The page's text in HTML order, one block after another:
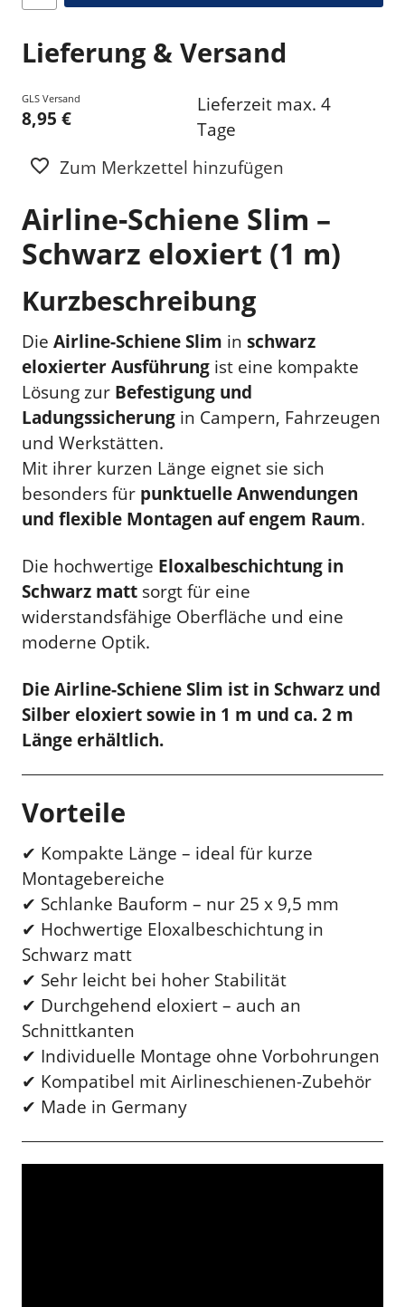
Lieferung & Versand
GLS Versand
8,95 €
Lieferzeit max. 4
Tage
Zum Merkzettel hinzufügen
Airline-Schiene Slim –
Schwarz eloxiert (1 m)
Kurzbeschreibung
Die Airline-Schiene Slim in schwarz
eloxierter Ausführung ist eine kompakte
Lösung zur Befestigung und
Ladungssicherung in Campern, Fahrzeugen
und Werkstätten.
Mit ihrer kurzen Länge eignet sie sich
besonders für punktuelle Anwendungen
und flexible Montagen auf engem Raum.
Die hochwertige Eloxalbeschichtung in
Schwarz matt sorgt für eine
widerstandsfähige Oberfläche und eine
moderne Optik.
Die Airline-Schiene Slim ist in Schwarz und
Silber eloxiert sowie in 1 m und ca. 2 m
Länge erhältlich.
Vorteile
✔ Kompakte Länge – ideal für kurze
Montagebereiche
✔ Schlanke Bauform – nur 25 x 9,5 mm
✔ Hochwertige Eloxalbeschichtung in
Schwarz matt
✔ Sehr leicht bei hoher Stabilität
✔ Durchgehend eloxiert – auch an
Schnittkanten
✔ Individuelle Montage ohne Vorbohrungen
✔ Kompatibel mit Airlineschienen-Zubehör
✔ Made in Germany